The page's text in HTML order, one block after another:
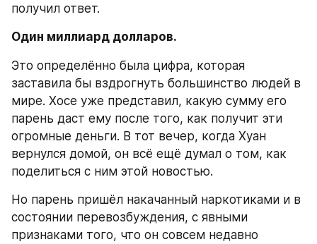
получил ответ.
Один миллиард долларов.
Это определённо была цифра, которая
заставила бы вздрогнуть большинство людей в
мире. Хосе уже представил, какую сумму его
парень даст ему после того, как получит эти
огромные деньги. В тот вечер, когда Хуан
вернулся домой, он всё ещё думал о том, как
поделиться с ним этой новостью.
Но парень пришёл накачанный наркотиками и в
состоянии перевозбуждения, с явными
признаками того, что он совсем недавно